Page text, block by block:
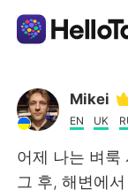
Dil Değişimi
AI
Mikei
EN UK
어제 나는 벼룩
그 후, 해변에